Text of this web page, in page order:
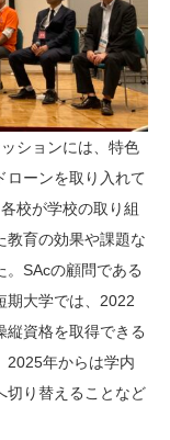
ションには、特色
ローンを取り入れて
校が学校の取り組
教育の効果や課題な
。SAcの顧問である
期大学では、2022
縦資格を取得できる
2025年からは学内
切り替えることなど